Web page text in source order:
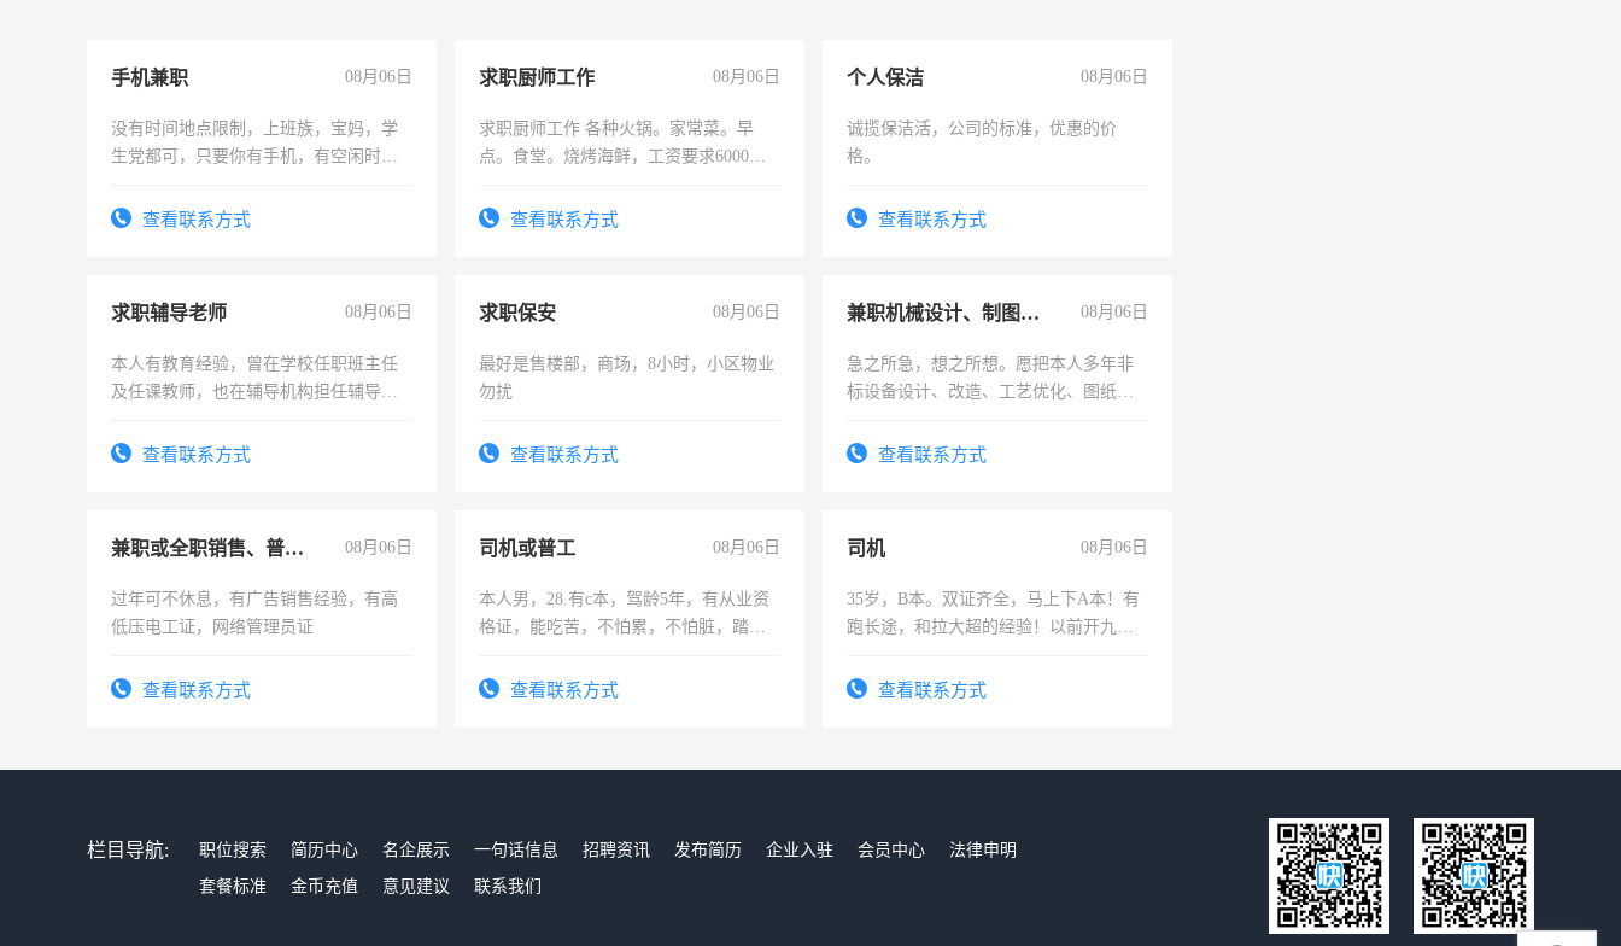
手机兼职 08月06日
没有时间地点限制，上班族，宝妈，学
生党都可，只要你有手机，有空闲时
勤快的四五十，每天挣零花钱没问题！
查看联系方式
求职厨师工作 08月06日
求职厨师工作 各种火锅。家常菜。早
点。食堂。烧烤海鲜，工资要求6000以
查看联系方式
个人保洁 08月06日
诚揽保洁活，公司的标准，优惠的价
格。
查看联系方式
求职辅导老师 08月06日
本人有教育经验，曾在学校任职班主任
及任课教师，也在辅导机构担任辅导教
查看联系方式
求职保安 08月06日
最好是售楼部，商场，8小时，小区物业
勿扰
查看联系方式
兼职机械设计、制图、设备改造 08月06日
急之所急，想之所想。愿把本人多年非
标设备设计、改造、工艺优化、图纸制
结识有识之士，共享未来。
查看联系方式
兼职或全职销售、普工、维修 08月06日
过年可不休息，有广告销售经验，有高
低压电工证，网络管理员证
查看联系方式
司机或普工 08月06日
本人男，28.有c本，驾龄5年，有从业资
格证，能吃苦，不怕累，不怕脏，踏
查看联系方式
司机 08月06日
35岁，B本。双证齐全，马上下A本！有
跑长途，和拉大超的经验！以前开九米
查看联系方式
栏目导航: 职位搜索 简历中心 名企展示 一句话信息 招聘资讯 发布简历 企业入驻 会员中心
法律申明
套餐标准
金币充值 意见建议 联系我们